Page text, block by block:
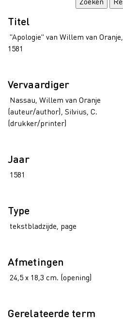
Titel
"Apologie" van Willem van Oranje,
1581
Vervaardiger
Nassau, Willem van Oranje
(auteur/author), Silvius, C.
(drukker/printer)
Jaar
1581
Type
tekstbladzijde, page
Afmetingen
24,5 x 18,3 cm. (opening)
Gerelateerde term